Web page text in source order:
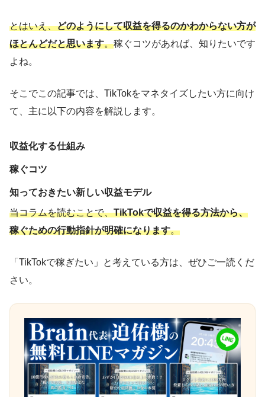
とはいえ、どのようにして収益を得るのかわからない方が
ほとんどだと思います。稼ぐコツがあれば、知りたいです
よね。
そこでこの記事では、TikTokをマネタイズしたい方に向け
て、主に以下の内容を解説します。
収益化する仕組み
稼ぐコツ
知っておきたい新しい収益モデル
当コラムを読むことで、TikTokで収益を得る方法から、
稼ぐための行動指針が明確になります。
「TikTokで稼ぎたい」と考えている方は、ぜひご一読くだ
さい。